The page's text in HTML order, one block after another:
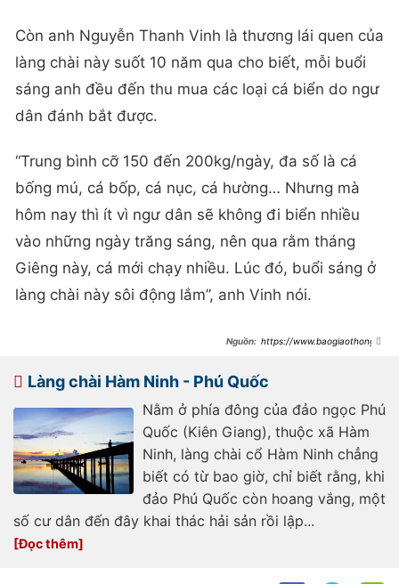
Còn anh Nguyễn Thanh Vinh là thương lái quen của
làng chài này suốt 10 năm qua cho biết, mỗi buổi
sáng anh đều đến thu mua các loại cá biển do ngư
dân đánh bắt được.
“Trung bình cỡ 150 đến 200kg/ngày, đa số là cá
bống mú, cá bốp, cá nục, cá hường… Nhưng mà
hôm nay thì ít vì ngư dân sẽ không đi biển nhiều
vào những ngày trăng sáng, nên qua rằm tháng
Giêng này, cá mới chạy nhiều. Lúc đó, buổi sáng ở
làng chài này sôi động lắm”, anh Vinh nói.
https://www.baogiaothong.v
19225021314500782.htm
Làng chài Hàm Ninh - Phú Quốc
Nằm ở phía đông của đảo ngọc Phú
Quốc (Kiên Giang), thuộc xã Hàm
Ninh, làng chài cổ Hàm Ninh chẳng
biết có từ bao giờ, chỉ biết rằng, khi
đảo Phú Quốc còn hoang vắng, một
số cư dân đến đây khai thác hải sản rồi lập...